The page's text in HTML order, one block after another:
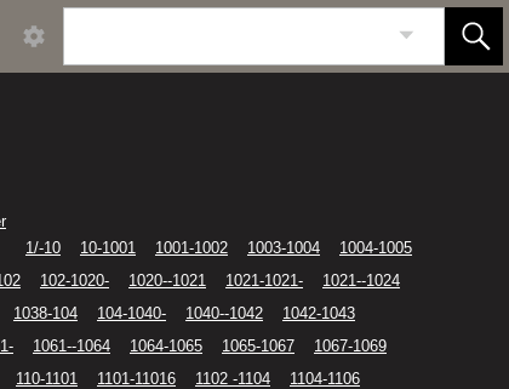
1/-10
10-1001 1001-1002 1003-1004
1004-1005
102-1020- 1020--1021 1021-1021-
1021--1024
1038-104 104-1040- 1040--1042
1042-1043
1061--1064 1064-1065 1065-1067
1067-1069
110-1101 1101-11016 1102 -1104
1104-1106